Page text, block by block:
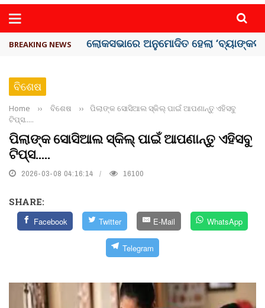
BREAKING NEWS ଭୁଶୁଡ଼ିଲା ପୁରୁଣା କୋଠା, ୬ ମୃତ
ବିଶେଷ
Home ›› ବିଶେଷ ››
ପିଲାଙ୍କ ସୋସିଆଲ ସ୍କିଲ୍‌ ପାଇଁ ଆପଣାନ୍ତୁ ଏହିସବୁ
ଟିପ୍ସ.....
ପିଲାଙ୍କ ସୋସିଆଲ ସ୍କିଲ୍‌ ପାଇଁ ଆପଣାନ୍ତୁ ଏହିସବୁ
ଟିପ୍ସ.....
2026-03-08 04:16:14 16100
SHARE:
Facebook Twitter E-Mail WhatsApp
Telegram